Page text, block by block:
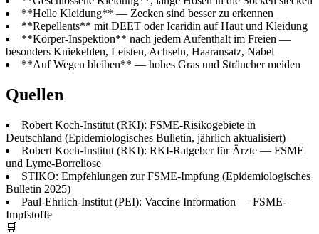
**Helle Kleidung** — Zecken sind besser zu erkennen
**Repellents** mit DEET oder Icaridin auf Haut und Kleidung
**Körper-Inspektion** nach jedem Aufenthalt im Freien —
besonders Kniekehlen, Leisten, Achseln, Haaransatz, Nabel
**Auf Wegen bleiben** — hohes Gras und Sträucher meiden
Quellen
Robert Koch-Institut (RKI): FSME-Risikogebiete in
Deutschland (Epidemiologisches Bulletin, jährlich aktualisiert)
Robert Koch-Institut (RKI): RKI-Ratgeber für Ärzte — FSME
und Lyme-Borreliose
STIKO: Empfehlungen zur FSME-Impfung (Epidemiologisches
Bulletin 2025)
Paul-Ehrlich-Institut (PEI): Vaccine Information — FSME-
Impfstoffe
🛒